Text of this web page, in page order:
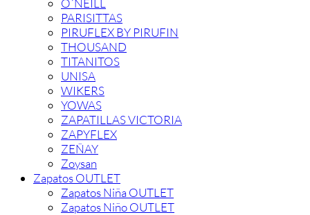
PARISITTAS
PIRUFLEX BY PIRUFIN
THOUSAND
TITANITOS
UNISA
WIKERS
YOWAS
ZAPATILLAS VICTORIA
ZAPYFLEX
ZEÑAY
Zoysan
Zapatos OUTLET
Zapatos Niña OUTLET
Zapatos Niño OUTLET